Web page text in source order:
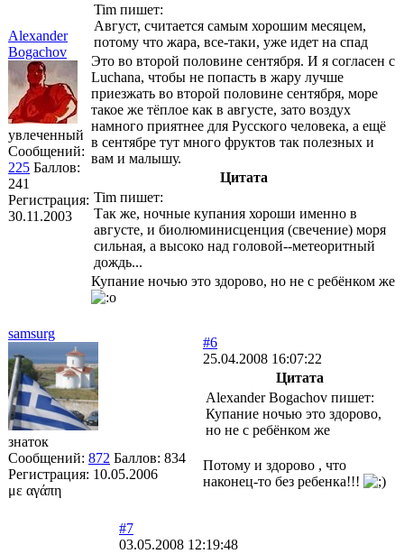
Alexander
Bogachov
увлеченный
Сообщений:
225 Баллов:
241
Регистрация:
30.11.2003
Tim пишет:
Август, считается самым хорошим месяцем,
потому что жара, все-таки, уже идет на спад
Это во второй половине сентября. И я согласен с
Luchana, чтобы не попасть в жaру лучше
приезжать во второй половине сентября, море
такое же тёплое как в августе, зато воздух
намного приятнее для Русского человека, а ещё
в сентябре тут много фруктов так полезных и
вам и малышу.
Цитата
Tim пишет:
Так же, ночные купания хороши именно в
августе, и биолюминисценция (свечение) моря
сильная, а высоко над головой--метеоритный
дождь...
Купание ночью это здорово, но не с ребёнком же
samsurg
знаток
Сообщений: 872 Баллов: 834
Регистрация: 10.05.2006
με αγάπη
#6
25.04.2008 16:07:22
Цитата
Alexander Bogachov пишет:
Купание ночью это здорово,
но не с ребёнком же
Потому и здорово , что
наконец-то без ребенка!!!
#7
03.05.2008 12:19:48